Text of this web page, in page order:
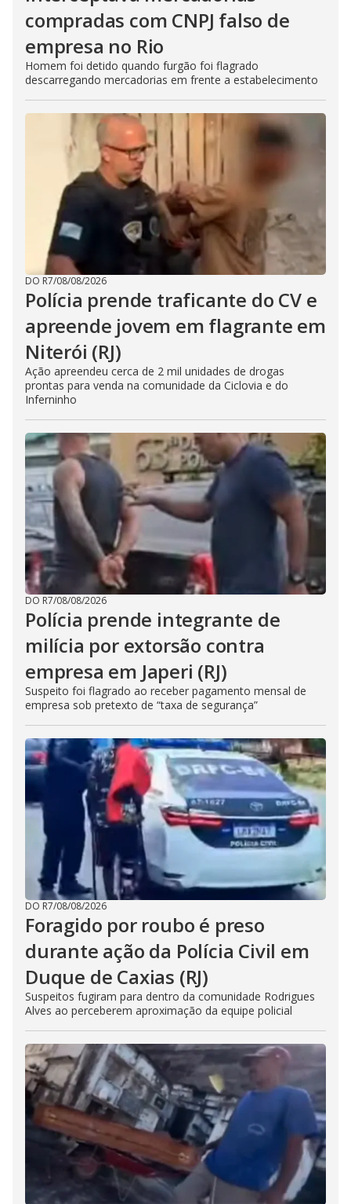
compradas com CNPJ falso de
empresa no Rio
Homem foi detido quando furgão foi flagrado
descarregando mercadorias em frente a estabelecimento
DO R7/08/08/2026
Polícia prende traficante do CV e
apreende jovem em flagrante em
Niterói (RJ)
Ação apreendeu cerca de 2 mil unidades de drogas
prontas para venda na comunidade da Ciclovia e do
Inferninho
DO R7/08/08/2026
Polícia prende integrante de
milícia por extorsão contra
empresa em Japeri (RJ)
Suspeito foi flagrado ao receber pagamento mensal de
empresa sob pretexto de “taxa de segurança”
DO R7/08/08/2026
Foragido por roubo é preso
durante ação da Polícia Civil em
Duque de Caxias (RJ)
Suspeitos fugiram para dentro da comunidade Rodrigues
Alves ao perceberem aproximação da equipe policial